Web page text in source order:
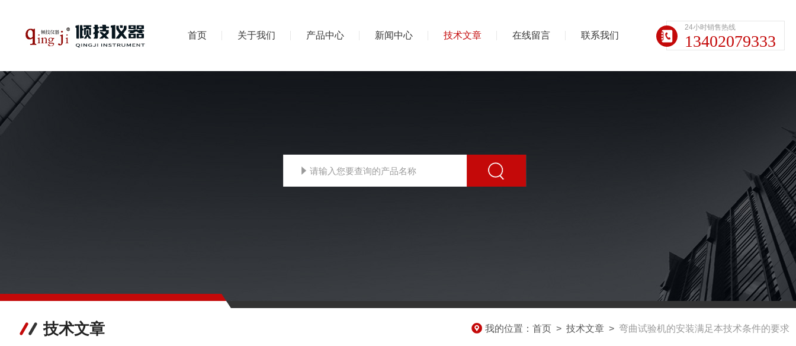
首页 关于我们 产品中心 新闻中心 技术文章 在线留言 联系我们
24小时销售热线
13402079333
技术文章 我的位置： 首页 > 技术文章 > 弯曲试验机的安装满足本技术条件的要求